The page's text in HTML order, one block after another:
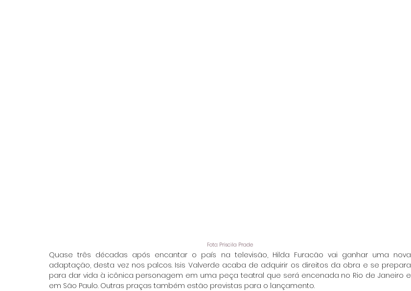
Foto: Priscila Prade
Quase três décadas após encantar o país na televisão, Hilda Furacão vai ganhar uma nova
adaptação, desta vez nos palcos. Isis Valverde acaba de adquirir os direitos da obra e se prepara
para dar vida à icônica personagem em uma peça teatral que será encenada no Rio de Janeiro e
em São Paulo. Outras praças também estão previstas para o lançamento.